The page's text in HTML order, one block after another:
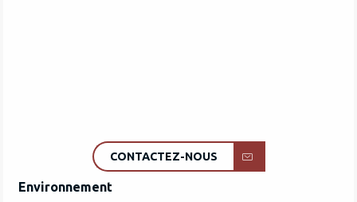
CONTACTEZ-NOUS
Environnement
Environnement